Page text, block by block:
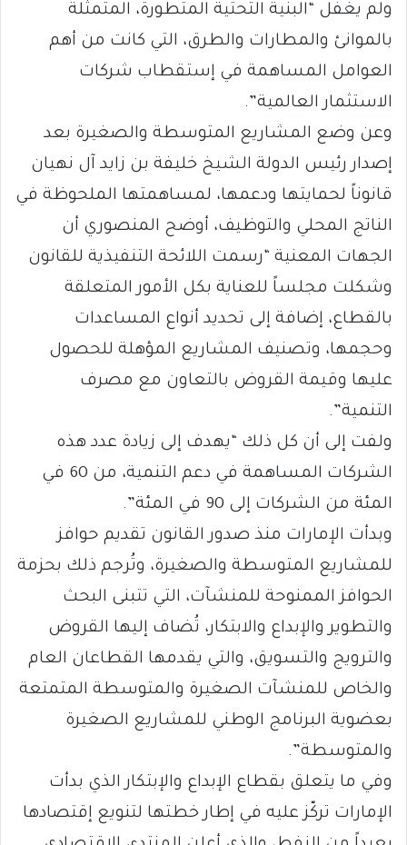
ولم يغفل “البنية التحتية المتطورة، المتمثلة
بالموانئ والمطارات والطرق، التي كانت من أهم
العوامل المساهمة في إستقطاب شركات
الاستثمار العالمية”.
وعن وضع المشاريع المتوسطة والصغيرة بعد
إصدار رئيس الدولة الشيخ خليفة بن زايد آل نهيان
قانوناً لحمايتها ودعمها، لمساهمتها الملحوظة في
الناتج المحلي والتوظيف، أوضح المنصوري أن
الجهات المعنية “رسمت اللائحة التنفيذية للقانون
وشكلت مجلساً للعناية بكل الأمور المتعلقة
بالقطاع، إضافة إلى تحديد أنواع المساعدات
وحجمها، وتصنيف المشاريع المؤهلة للحصول
عليها وقيمة القروض بالتعاون مع مصرف
التنمية”.
ولفت إلى أن كل ذلك “يهدف إلى زيادة عدد هذه
الشركات المساهمة في دعم التنمية، من 60 في
المئة من الشركات إلى 90 في المئة”.
وبدأت الإمارات منذ صدور القانون تقديم حوافز
للمشاريع المتوسطة والصغيرة، وتُرجم ذلك بحزمة
الحوافز الممنوحة للمنشآت، التي تتبنى البحث
والتطوير والإبداع والابتكار، تُضاف إليها القروض
والترويج والتسويق، والتي يقدمها القطاعان العام
والخاص للمنشآت الصغيرة والمتوسطة المتمتعة
بعضوية البرنامج الوطني للمشاريع الصغيرة
والمتوسطة”.
وفي ما يتعلق بقطاع الإبداع والإبتكار الذي بدأت
الإمارات تركّز عليه في إطار خطتها لتنويع إقتصادها